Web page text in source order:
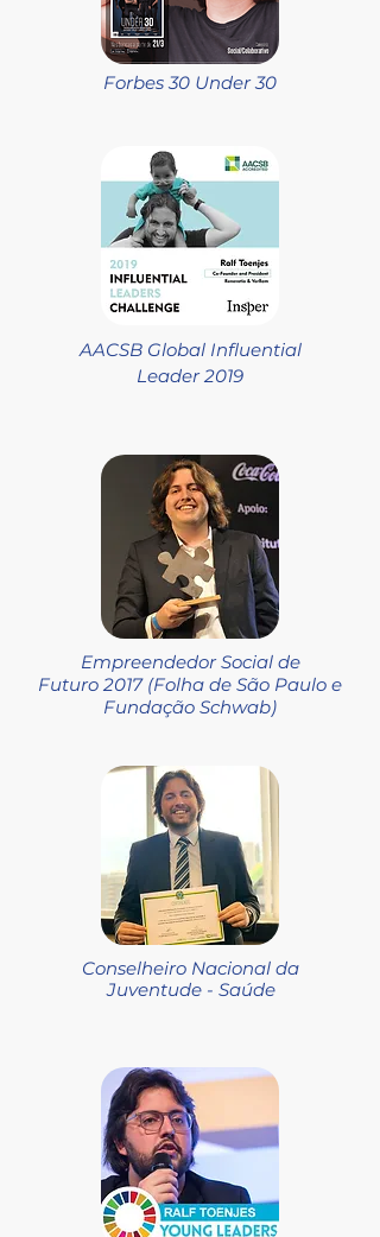
Forbes 30 Under 30
AACSB Global Influential
Leader 2019
Empreendedor Social de
Futuro 2017 (Folha de São Paulo e
Fundação Schwab)
Conselheiro Nacional da
Juventude - Saúde